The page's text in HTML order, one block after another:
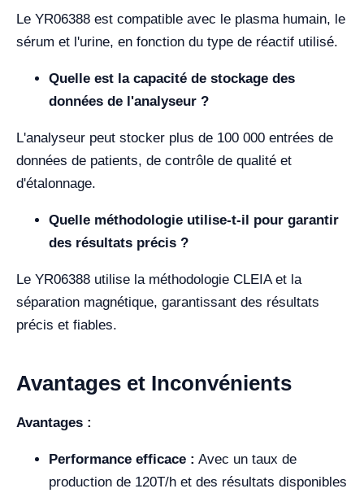
Le YR06388 est compatible avec le plasma humain, le
sérum et l'urine, en fonction du type de réactif utilisé.
Quelle est la capacité de stockage des
données de l'analyseur ?
L'analyseur peut stocker plus de 100 000 entrées de
données de patients, de contrôle de qualité et
d'étalonnage.
Quelle méthodologie utilise-t-il pour garantir
des résultats précis ?
Le YR06388 utilise la méthodologie CLEIA et la
séparation magnétique, garantissant des résultats
précis et fiables.
Avantages et Inconvénients
Avantages :
Performance efficace : Avec un taux de
production de 120T/h et des résultats disponibles